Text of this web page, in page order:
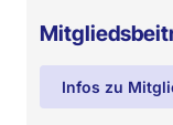
Infos zu